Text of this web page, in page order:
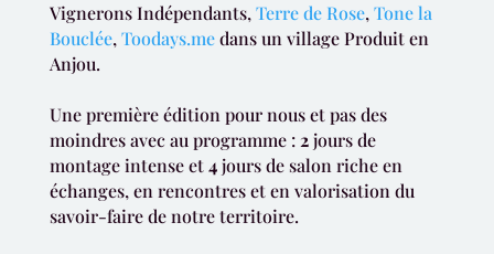
Vignerons Indépendants, Terre de Rose, Tone la
Bouclée, Toodays.medans un village Produit en
Anjou.
Une première édition pour nous et pas des
moindres avec au programme :2jours de
montage intense et4jours de salon riche en
échanges, en rencontres et en valorisation du
savoir-faire de notre territoire.